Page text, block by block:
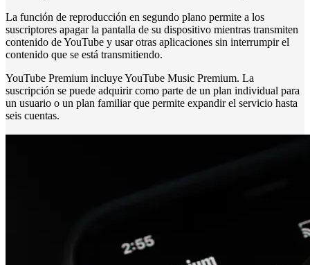
La función de reproducción en segundo plano permite a los
suscriptores apagar la pantalla de su dispositivo mientras transmiten
contenido de YouTube y usar otras aplicaciones sin interrumpir el
contenido que se está transmitiendo.
YouTube Premium incluye YouTube Music Premium. La
suscripción se puede adquirir como parte de un plan individual para
un usuario o un plan familiar que permite expandir el servicio hasta
seis cuentas.